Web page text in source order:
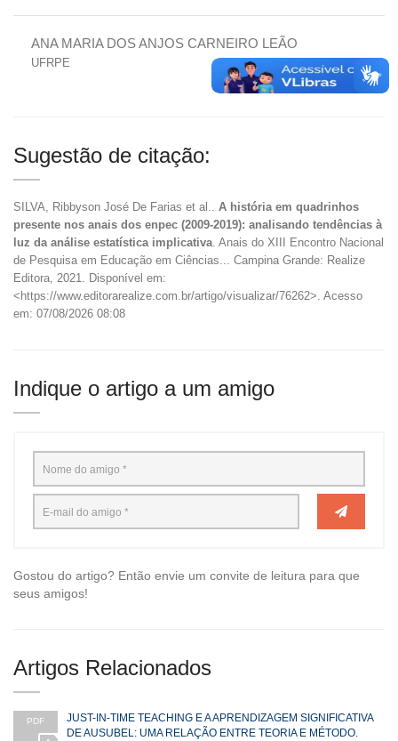
ANA MARIA DOS ANJOS CARNEIRO LEÃO
UFRPE
Sugestão de citação:
SILVA, Ribbyson José De Farias et al.. A história em quadrinhos
presente nos anais dos enpec (2009-2019): analisando tendências à
luz da análise estatística implicativa. Anais do XIII Encontro Nacional
de Pesquisa em Educação em Ciências... Campina Grande: Realize
Editora, 2021. Disponível em:
<https://www.editorarealize.com.br/artigo/visualizar/76262>. Acesso
em: 07/08/2026 08:08
Indique o artigo a um amigo
Gostou do artigo? Então envie um convite de leitura para que
seus amigos!
Artigos Relacionados
PDF
JUST-IN-TIME TEACHING E A APRENDIZAGEM SIGNIFICATIVA
DE AUSUBEL: UMA RELAÇÃO ENTRE TEORIA E MÉTODO.